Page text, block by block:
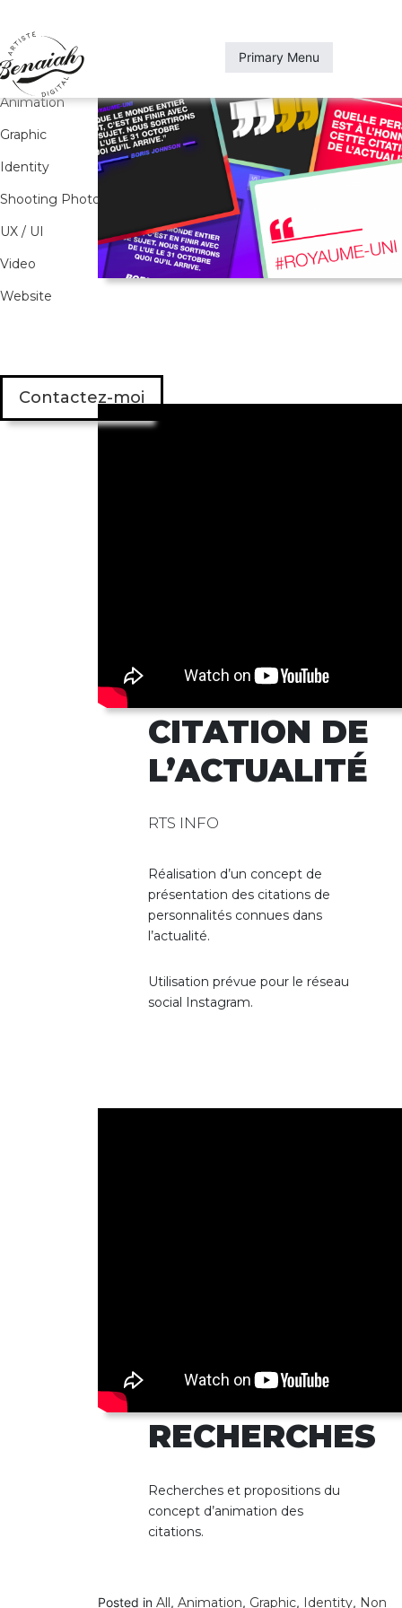
content
Primary Menu
CITATION DE
L’ACTUALITÉ
RTS INFO
Réalisation d’un concept de
présentation des citations de
personnalités connues dans
l’actualité.
Utilisation prévue pour le réseau
social Instagram.
RECHERCHES
Recherches et propositions du
concept d’animation des
citations.
Posted inAll ,Animation, Graphic, Identity, Non
All
Animation
Graphic
Identity
Shooting Photo
UX / UI
Video
Website
Contactez-moi